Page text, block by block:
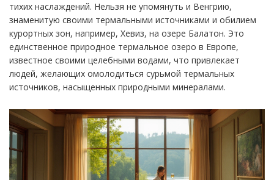
тихих наслаждений. Нельзя не упомянуть и Венгрию,
знаменитую своими термальными источниками и обилием
курортных зон, например, Хевиз, на озере Балатон. Это
единственное природное термальное озеро в Европе,
известное своими целебными водами, что привлекает
людей, желающих омолодиться сурьмой термальных
источников, насыщенных природными минералами.